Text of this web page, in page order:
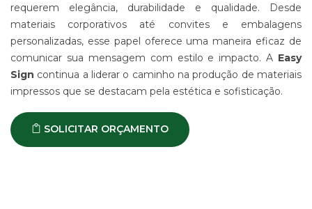
TRABALHE
CONOSCO
requerem elegância, durabilidade e qualidade. Desde
materiais corporativos até convites e embalagens
personalizadas, esse papel oferece uma maneira eficaz de
comunicar sua mensagem com estilo e impacto. A Easy
Sign continua a liderar o caminho na produção de materiais
impressos que se destacam pela estética e sofisticação.
SOLICITAR ORÇAMENTO